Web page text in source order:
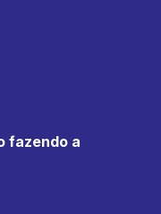
fazendo a